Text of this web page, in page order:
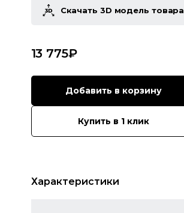
Скачать 3D модель товара
13 775₽
Добавить в корзину
Купить в 1 клик
Характеристики